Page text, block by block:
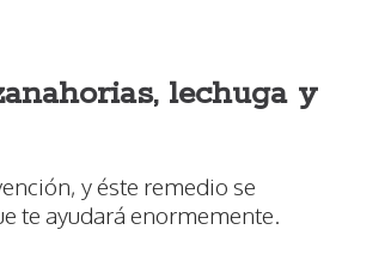
lechuga y
y éste remedio se
te ayudará enormemente.